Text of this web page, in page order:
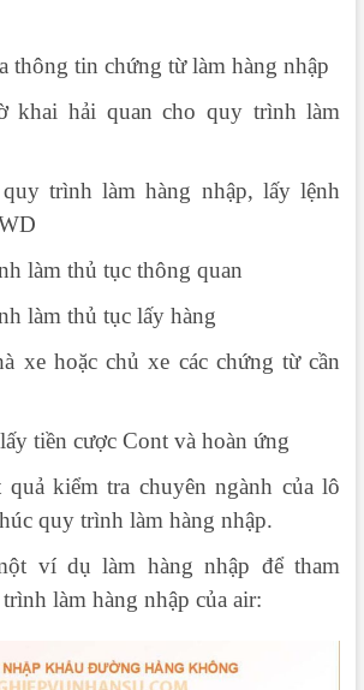
thông tin chứng từ làm hàng nhập
khai hải quan cho quy trình làm
trình làm hàng nhập, lấy lệnh
làm thủ tục thông quan
làm thủ tục lấy hàng
xe hoặc chủ xe các chứng từ cần
tiền cược Cont và hoàn ứng
kiểm tra chuyên ngành của lô
quy trình làm hàng nhập.
ví dụ làm hàng nhập để tham
làm hàng nhập của air: